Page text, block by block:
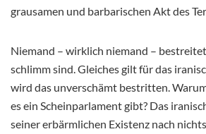
grausamen und barbarischen Akt des
Niemand – wirklich niemand –
schlimm sind. Gleiches gilt für das
wird das unverschämt bestritten.
es ein Scheinparlament gibt? Das
seiner erbärmlichen Existenz nach